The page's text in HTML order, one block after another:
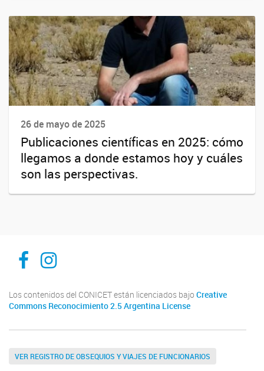
26 de mayo de 2025
Publicaciones científicas en 2025: cómo
llegamos a donde estamos hoy y cuáles
son las perspectivas.
Inibioma-Conicet/Unco
inibiomaabierto
Los contenidos del CONICET están licenciados bajo Creative
Commons Reconocimiento 2.5 Argentina License
VER REGISTRO DE OBSEQUIOS Y VIAJES DE FUNCIONARIOS